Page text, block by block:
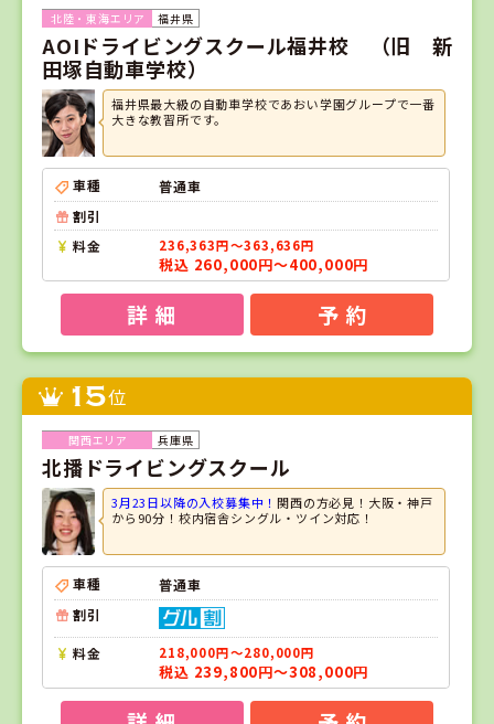
福井県
AOIドライビングスクール福井校 （旧 新
田塚自動車学校）
福井県最大級の自動車学校であおい学園グループで一番
大きな教習所です。
車種
普通車
割引
料金
236,363円～363,636円
税込 260,000円～400,000円
詳 細 予 約
15位
兵庫県
北播ドライビングスクール
3月23日以降の入校募集中！関西の方必見！大阪・神戸
から90分！校内宿舎シングル・ツイン対応！
車種
普通車
割引
料金 218,000円～280,000円
税込 239,800円～308,000円